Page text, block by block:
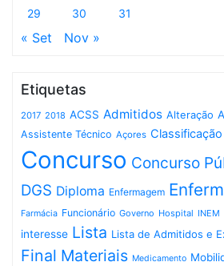
29 30 31
« Set Nov »
Etiquetas
2017 2018 ACSS Admitidos Alteração
Assistente Técnico Açores Classificação
Concurso Concurso
DGS Diploma Enfermagem
Farmácia Funcionário Governo Hospital INEM
interesse Lista Lista de Admitidos e
Final Materiais Medicamento